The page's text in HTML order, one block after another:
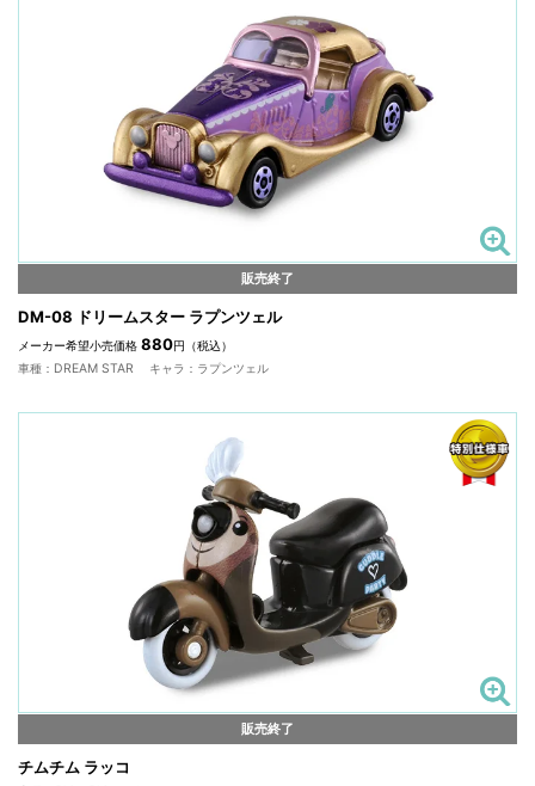
販売終了
DM-08 ドリームスター ラプンツェル
メーカー希望小売価格 880円（税込）
車種：DREAM STAR キャラ：ラプンツェル
販売終了
チムチム ラッコ